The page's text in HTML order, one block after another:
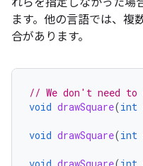
れらを指定しなかった場
ます。他の言語では、複
合があります。
// We don't need
void drawSquare(int
void drawSquare(int